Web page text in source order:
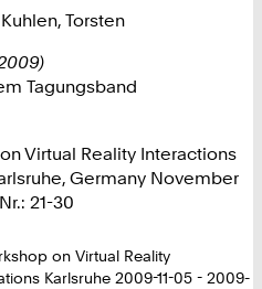
Torsten
Tagungsband
Virtual Reality Interactions
Germany November
21-30
on Virtual Reality
Karlsruhe 2009-11-05 - 2009-